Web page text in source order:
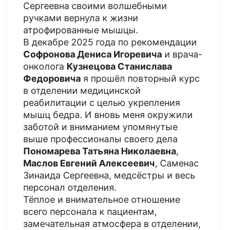
Сергеевна своими волшебными
ручками вернула к жизни
атрофированные мышцы.
В декабре 2025 года по рекомендации
Софронова Дениса Игоревича и врача-
онколога Кузнецова Станислава
Федоровича я прошёл повторный курс
в отделении медицинской
реабилитации с целью укрепления
мышц бедра. И вновь меня окружили
заботой и вниманием упомянутые
выше профессионалы своего дела
Пономарева Татьяна Николаевна,
Маслов Евгений Алексеевич, Саменас
Зинаида Сергеевна, медсёстры и весь
персонал отделения.
Тёплое и внимательное отношение
всего персонала к пациентам,
замечательная атмосфера в отделении,